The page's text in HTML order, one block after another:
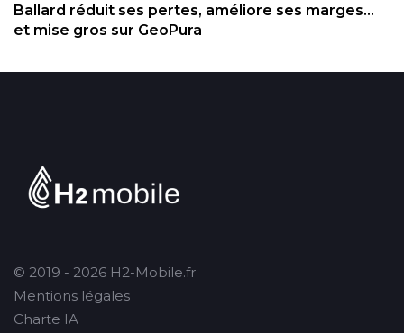
Ballard réduit ses pertes, améliore ses marges...
et mise gros sur GeoPura
© 2019 - 2026 H2-Mobile.fr
Mentions légales
Charte IA